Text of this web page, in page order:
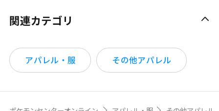
関連カテゴリ
アパレル・服 その他アパレル